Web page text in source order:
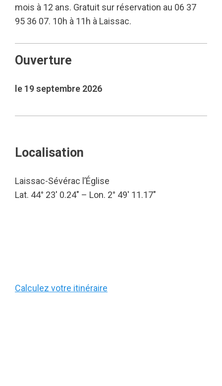
mois à 12 ans. Gratuit sur réservation au 06 37
95 36 07. 10h à 11h à Laissac.
Ouverture
le 19 septembre 2026
Localisation
Laissac-Sévérac l’Église
Lat. 44° 23′ 0.24″ – Lon. 2° 49′ 11.17″
Calculez votre itinéraire